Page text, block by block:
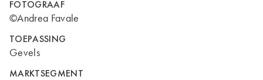
FOTOGRAAF
©Andrea Favale
TOEPASSING
Gevels
MARKTSEGMENT